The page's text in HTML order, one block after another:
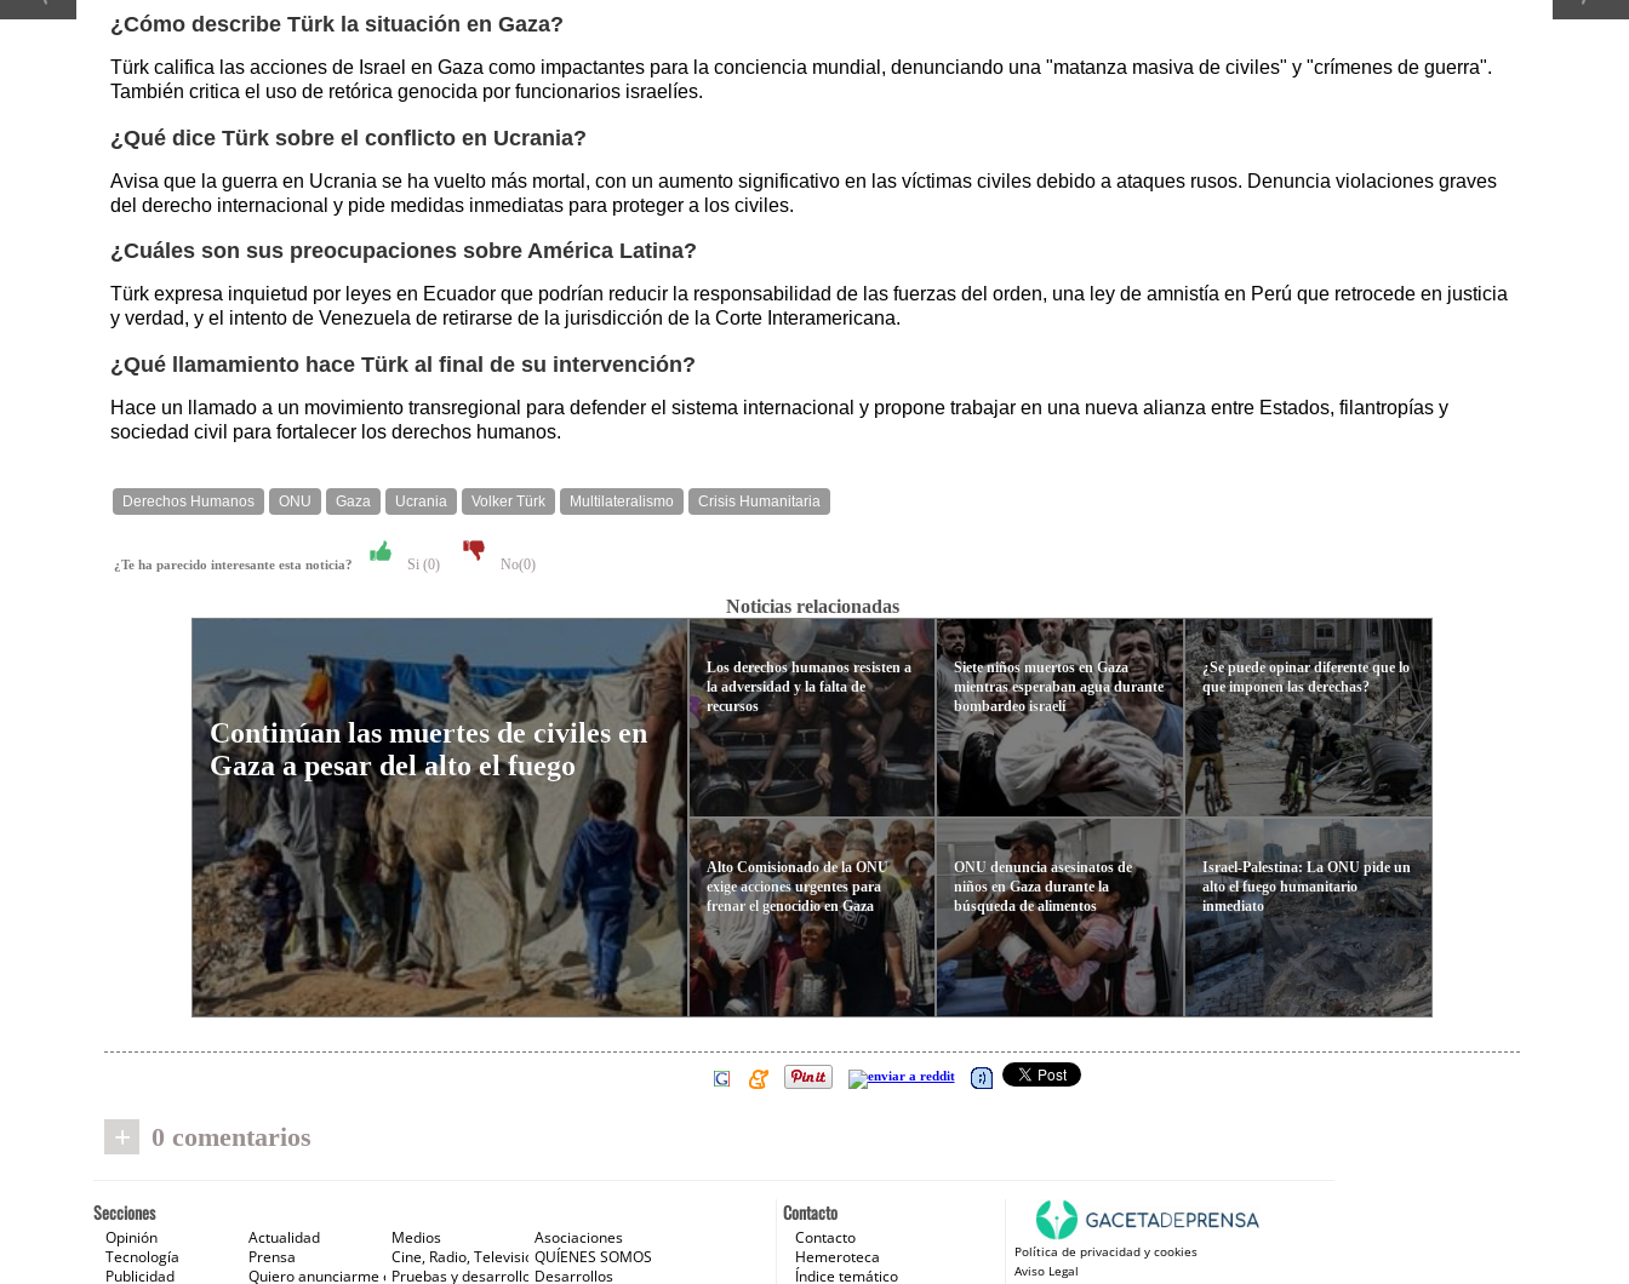
¿Cómo describe Türk la situación en Gaza?
Türk califica las acciones de Israel en Gaza como impactantes para la conciencia mundial, denunciando una "matanza masiva de civiles" y "crímenes de guerra".
También critica el uso de retórica genocida por funcionarios israelíes.
¿Qué dice Türk sobre el conflicto en Ucrania?
Avisa que la guerra en Ucrania se ha vuelto más mortal, con un aumento significativo en las víctimas civiles debido a ataques rusos. Denuncia violaciones graves
del derecho internacional y pide medidas inmediatas para proteger a los civiles.
¿Cuáles son sus preocupaciones sobre América Latina?
Türk expresa inquietud por leyes en Ecuador que podrían reducir la responsabilidad de las fuerzas del orden, una ley de amnistía en Perú que retrocede en justicia
y verdad, y el intento de Venezuela de retirarse de la jurisdicción de la Corte Interamericana.
¿Qué llamamiento hace Türk al final de su intervención?
Hace un llamado a un movimiento transregional para defender el sistema internacional y propone trabajar en una nueva alianza entre Estados, filantropías y
sociedad civil para fortalecer los derechos humanos.
Derechos Humanos ONU Gaza Ucrania Volker Türk Multilateralismo Crisis Humanitaria
¿Te ha parecido interesante esta noticia? Si (0) No(0)
Noticias relacionadas
Continúan las muertes de civiles en
Gaza a pesar del alto el fuego
Los derechos humanos resisten a
la adversidad y la falta de
recursos
Alto Comisionado de la ONU
exige acciones urgentes para
frenar el genocidio en Gaza
Siete niños muertos en Gaza
mientras esperaban agua durante
bombardeo israelí
ONU denuncia asesinatos de
niños en Gaza durante la
búsqueda de alimentos
¿Se puede opinar diferente que lo
que imponen las derechas?
Israel-Palestina: La ONU pide un
alto el fuego humanitario
inmediato
+ 0 comentarios
Contacto
Contacto
Hemeroteca
Índice temático
Política de privacidad y cookies
Aviso Legal
Secciones
Opinión Actualidad Medios
Asociaciones
Tecnología
Prensa Cine, Radio, Televisión e Internet
QUÍENES SOMOS
Publicidad
Quiero anunciarme en Gaceta de Prensa
Pruebas y desarrollosDesarrollos